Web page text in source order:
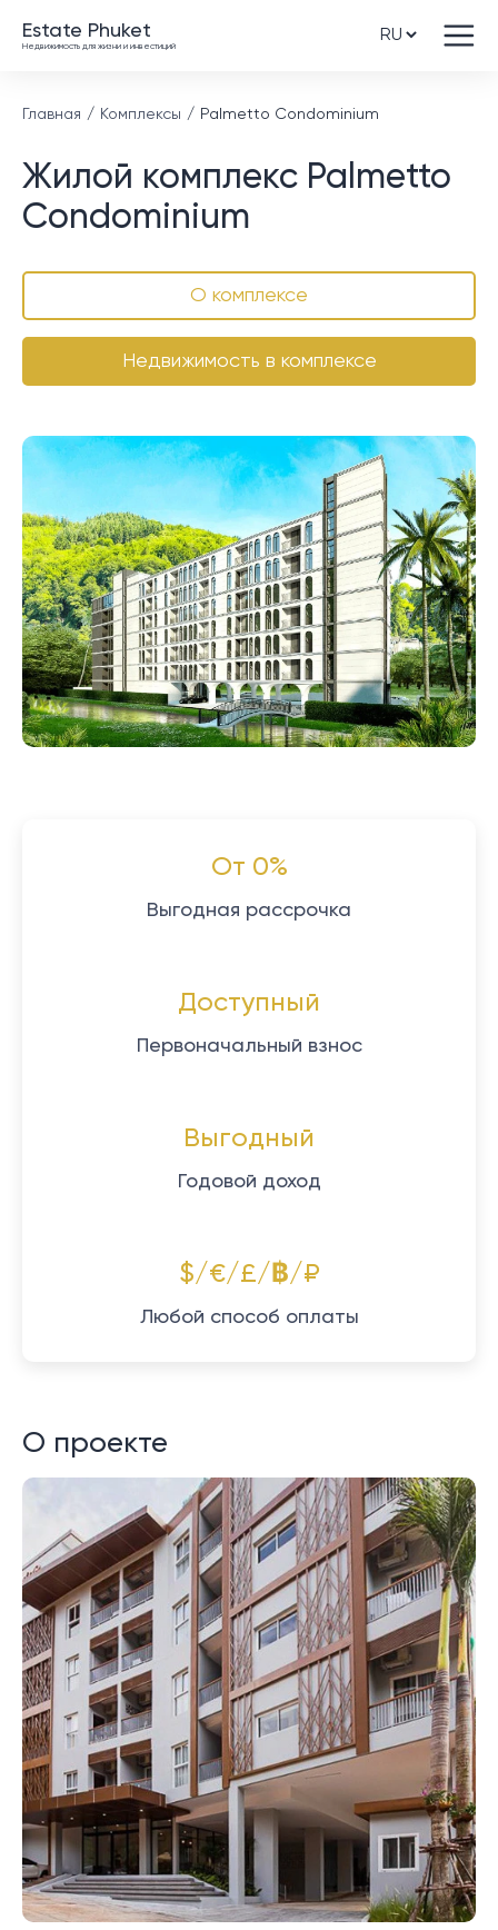
Estate Phuket
Недвижимость для жизни и инвестиций
Главная Комплексы Palmetto Condominium
Жилой комплекс Palmetto
Condominium
О комплексе
Недвижимость в комплексе
От 0%
Выгодная рассрочка
Доступный
Первоначальный взнос
Выгодный
Годовой доход
$/€/£/฿/₽
Любой способ оплаты
О проекте